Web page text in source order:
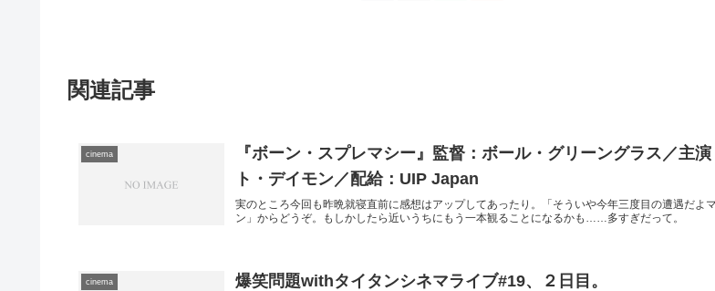
関連記事
cinema
『ボーン・スプレマシー』監督：ボール・グリーングラス／主演
ト・デイモン／配給：UIP Japan
実のところ今回も昨晩就寝直前に感想はアップしてあったり。「そういや今年三度目の遭遇だよ
ン」からどうぞ。もしかしたら近いうちにもう一本観ることになるかも……多すぎだって。
cinema 爆笑問題withタイタンシネマライブ#19、２日目。